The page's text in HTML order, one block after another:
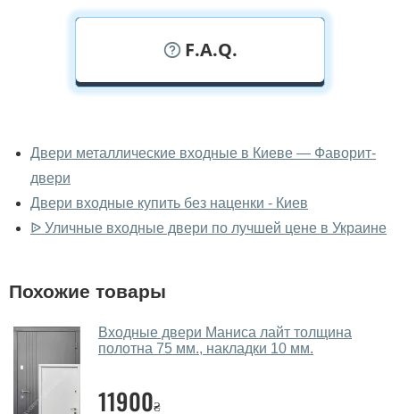
F.A.Q.
входные вживую?
Да, можно посмотреть двери входные в нашем
фирменном салоне-магазине.
У вас большой магазин?
дверей.
Помогаете ли вы выбрать двери
входные?
через мессенджеры, онлайн чат или непосредственно
Двери металлические входные в Киеве — Фаворит-
двери
Двери входные купить без наценки - Киев
ᐉ Уличные входные двери по лучшей цене в Украине
Похожие товары
Входные двери Маниса лайт толщина
полотна 75 мм., накладки 10 мм.
11900₴